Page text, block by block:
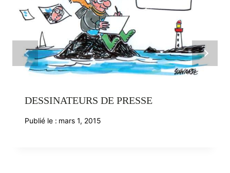
DESSINATEURS DE PRESSE
Publié le : mars 1, 2015